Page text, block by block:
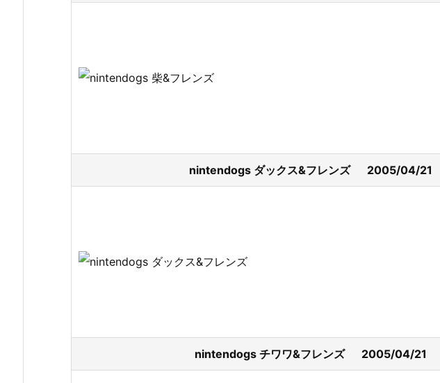
nintendogs ダックス&フレンズ 2005/04/21
nintendogs チワワ&フレンズ 2005/04/21